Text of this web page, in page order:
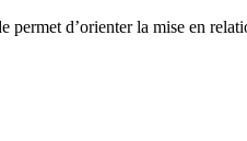
d’orienter la mise en